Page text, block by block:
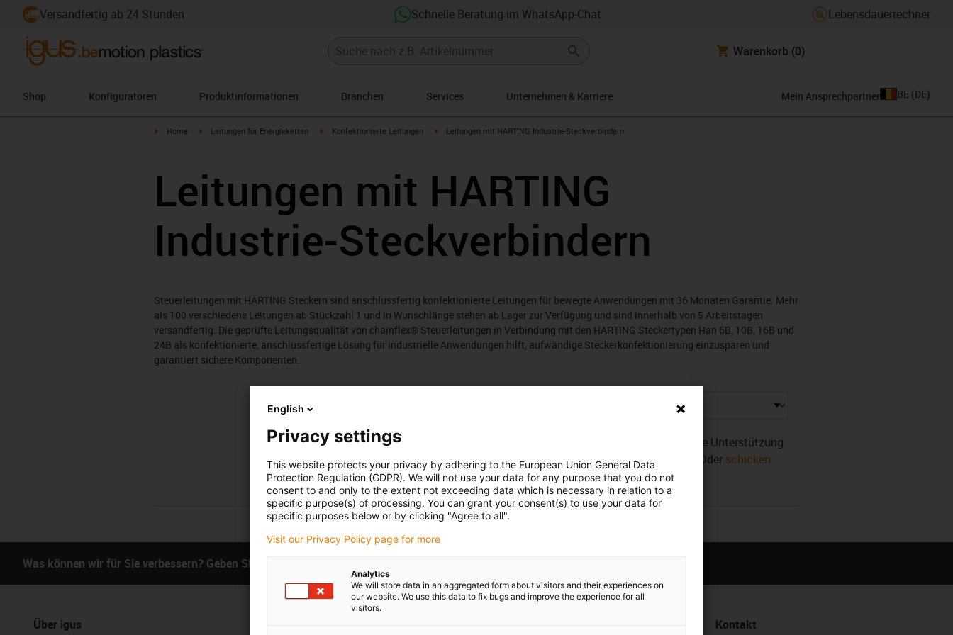
Versandfertig ab 24 Stunden Schnelle Beratung im WhatsApp-Chat Lebensdauerrechner
Warenkorb (0)
Shop Konfiguratoren Produktinformationen Branchen Services Unternehmen & Karriere Mein Ansprechpartner BE (DE)
igus-icon-arrow-right
Home igus-icon-arrow-right
Leitungen für Energieketten igus-icon-arrow-right
Konfektionierte Leitungen igus-icon-arrow-right
Leitungen mit HARTING Industrie-Steckverbindern
Leitungen mit HARTING
Industrie-Steckverbindern
Steuerleitungen mit HARTING Steckern sind anschlussfertig konfektionierte Leitungen für bewegte Anwendungen mit 36 Monaten Garantie. Mehr
als 100 verschiedene Leitungen ab Stückzahl 1 und in Wunschlänge stehen ab Lager zur Verfügung und sind innerhalb von 5 Arbeitstagen
versandfertig. Die geprüfte Leitungsqualität von chainflex® Steuerleitungen in Verbindung mit den HARTING Steckertypen Han 6B, 10B, 16B und
24B als konfektionierte, anschlussfertige Lösung für industrielle Anwendungen hilft, aufwändige Steckerkonfektionierung einzusparen und
garantiert sichere Komponenten.
In dieser Kategorie sind derzeit leider keine Produkte verfügbar. Benötigen Sie Unterstützung
oder eine individuelle Lösung? Der igus® LiveChat hilft Ihnen sofort weiter! Oder schicken
Sie uns eine Nachricht!
Was können wir für Sie verbessern? Geben Sie uns Ihr Feedback.
Über igus Kontakt
English
Privacy settings
This website protects your privacy by adhering to the European Union General Data
Protection Regulation (GDPR). We will not use your data for any purpose that you do not
consent to and only to the extent not exceeding data which is necessary in relation to a
specific purpose(s) of processing. You can grant your consent(s) to use your data for
specific purposes below or by clicking "Agree to all".
Visit our Privacy Policy page for more
Analytics
We will store data in an aggregated form about visitors and their experiences on
our website. We use this data to fix bugs and improve the experience for all
visitors.